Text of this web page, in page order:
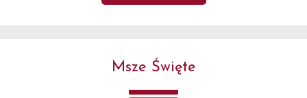
Msze Święte